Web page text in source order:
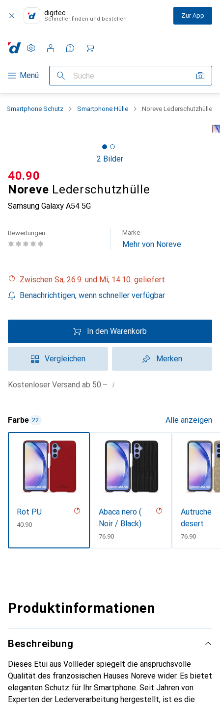
digitec
Schneller finden und bestellen Zur App
Navigation nach Kategorien
Menü Suche
Einstellungen
Kundenkonto
Vergleichslisten
Merklisten
Warenkorb
Smartphone Schutz Smartphone Hülle Noreve Lederschutzhülle
2 Bilder
Noreve Lederschutzhülle
Samsung Galaxy A54 5G
CHF
40.90
Bewertungen Marke
Mehr von Noreve
Zwischen Sa, 26.9. und Mi, 14.10. geliefert
Benachrichtigen, wenn schneller verfügbar
In den Warenkorb
Vergleichen Merken
Kostenloser Versand ab 50.– i
Farbe 22 Alle anzeigen
Rot PU
CHF
40.90
Abaca nero (
Noir / Black)
CHF
76.90
Autruche
desert
CHF
76.90
Produktinformationen
Beschreibung
Dieses Etui aus Vollleder spiegelt die anspruchsvolle
Qualität des französischen Hauses Noreve wider. Es bietet
eleganten Schutz für Ihr Smartphone. Seit Jahren von
Experten der Lederverarbeitung hergestellt, ist es die